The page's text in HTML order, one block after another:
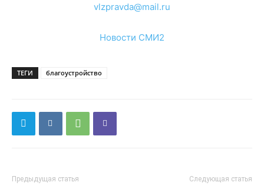
vlzpravda@mail.ru
Новости СМИ2
ТЕГИ благоустройство
Предыдущая статья Следующая статья